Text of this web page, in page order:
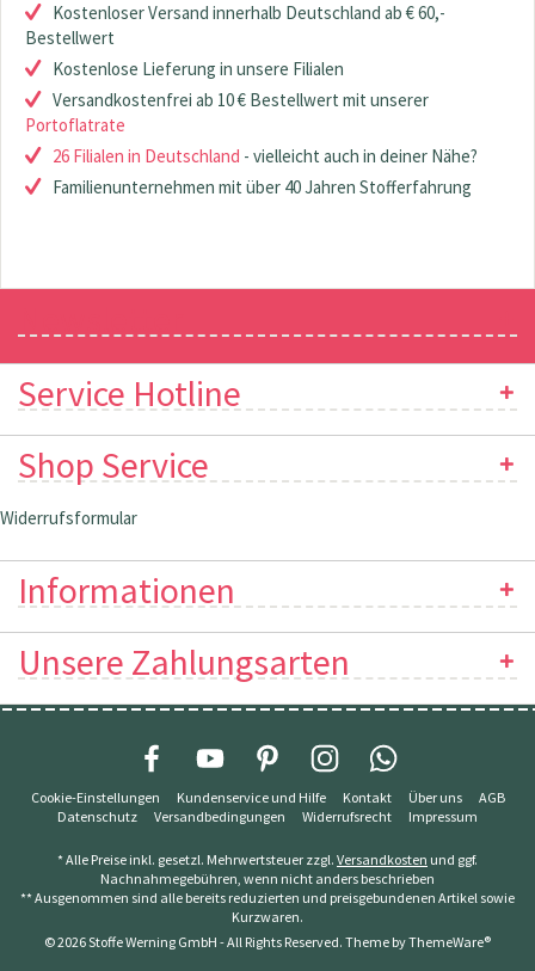
Kostenloser Versand innerhalb Deutschland ab € 60,-
Bestellwert
Kostenlose Lieferung in unsere Filialen
Versandkostenfrei ab 10 € Bestellwert mit unserer
Portoflatrate
26 Filialen in Deutschland - vielleicht auch in deiner Nähe?
Familienunternehmen mit über 40 Jahren Stofferfahrung
Service Hotline
Shop Service
Widerrufsformular
Informationen
Unsere Zahlungsarten
Cookie-Einstellungen Kundenservice und Hilfe Kontakt Über uns
AGB
Datenschutz
Versandbedingungen Widerrufsrecht Impressum
* Alle Preise inkl. gesetzl. Mehrwertsteuer zzgl. Versandkosten und ggf.
Nachnahmegebühren, wenn nicht anders beschrieben
** Ausgenommen sind alle bereits reduzierten und preisgebundenen Artikel sowie
Kurzwaren.
© 2026 Stoffe Werning GmbH - All Rights Reserved. Theme byThemeWare®